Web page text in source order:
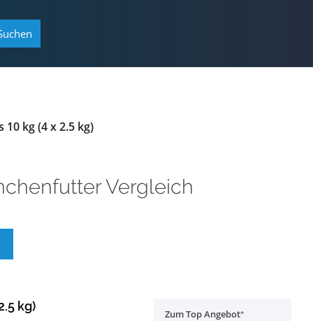
kg (4 x 2.5 kg)
Vergleich
Zum Top Angebot
kg)